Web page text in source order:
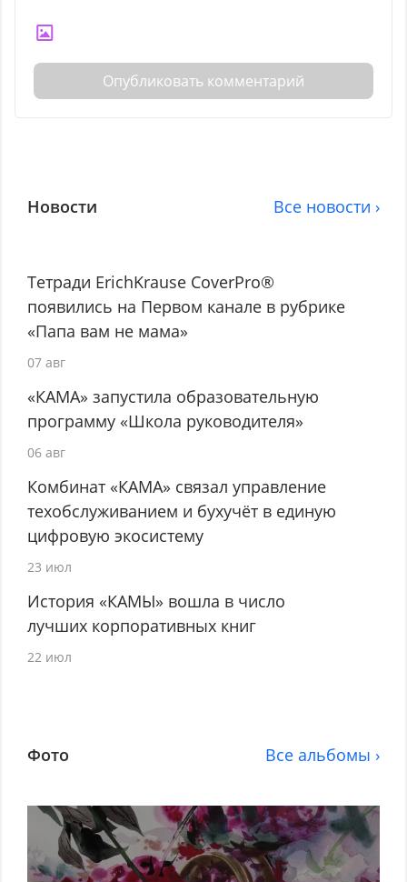
Опубликовать комментарий
Новости Все новости ›
Тетради ErichKrause CoverPro®
появились на Первом канале в рубрике
«Папа вам не мама»
07 авг
«КАМА» запустила образовательную
программу «Школа руководителя»
06 авг
Комбинат «КАМА» связал управление
техобслуживанием и бухучёт в единую
цифровую экосистему
23 июл
История «КАМЫ» вошла в число
лучших корпоративных книг
22 июл
Фото Все альбомы ›